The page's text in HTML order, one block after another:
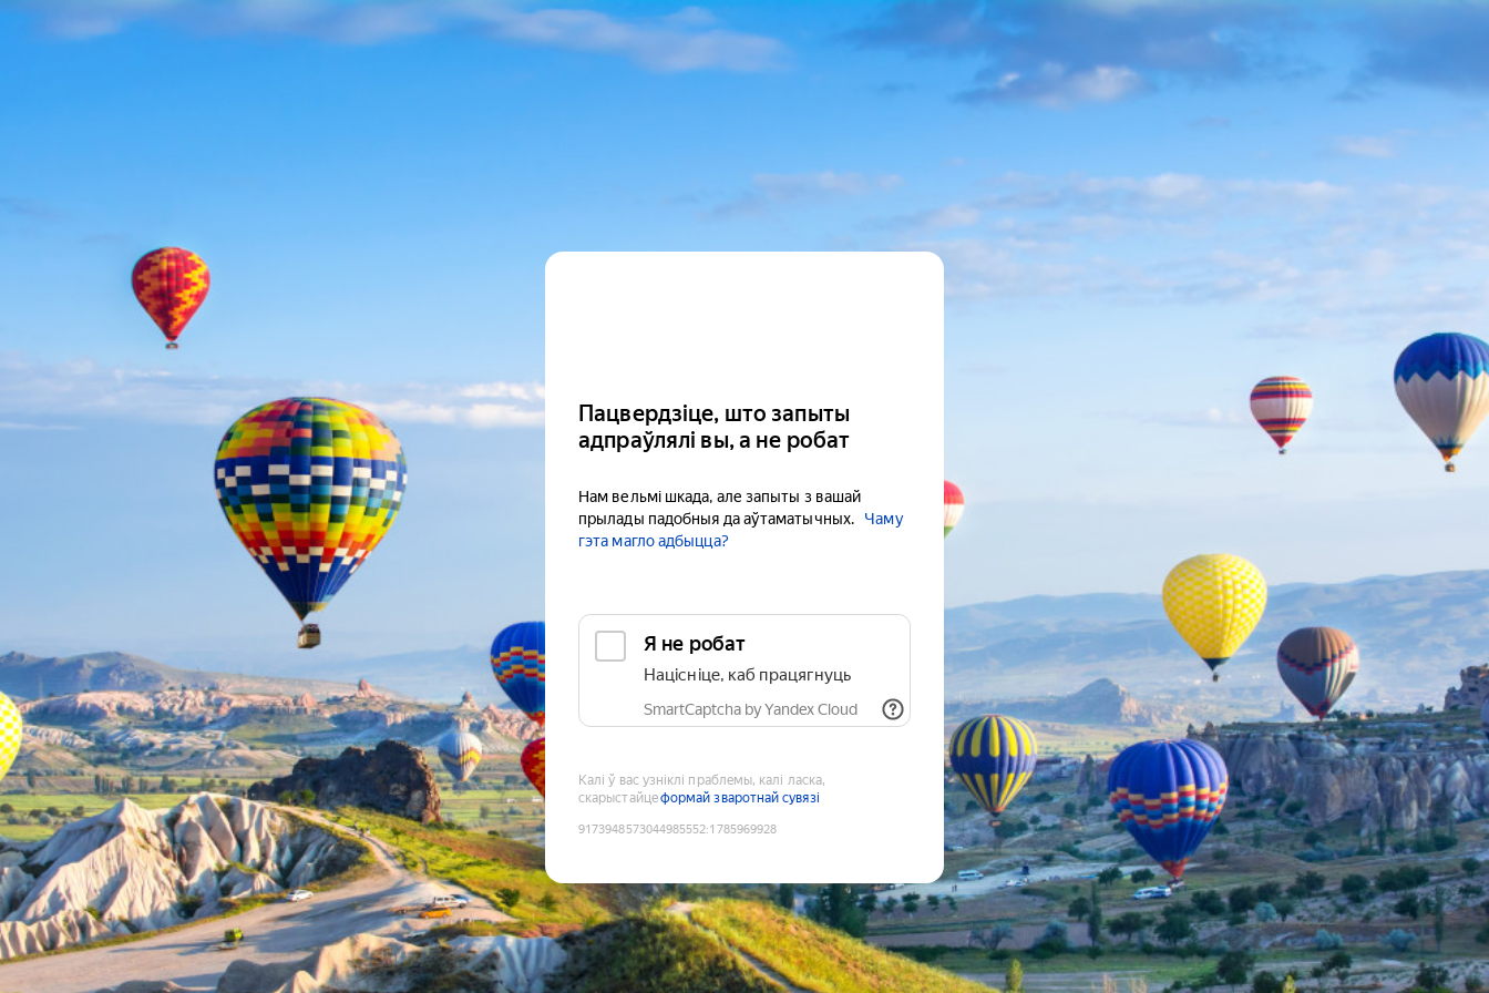
Пацвердзіце, што запыты
адпраўлялі вы, а не робат
Нам вельмі шкада, але запыты з вашай
прылады падобныя да аўтаматычных.
Чаму
гэта магло адбыцца?
Я не робат
Націсніце, каб працягнуць
SmartCaptcha by Yandex Cloud
Калі ў вас узніклі праблемы, калі ласка,
скарыстайцеформай зваротнай сувязі
9173948573044985552:1785969928